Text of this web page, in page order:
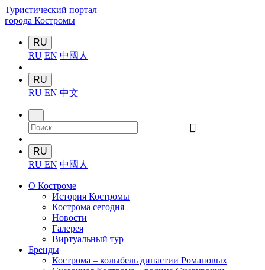
Туристический портал
города Костромы
RU
RU EN 中國人
RU
RU EN 中文
󰍉
RU
RU EN 中國人
О Костроме
История Костромы
Кострома сегодня
Новости
Галерея
Виртуальный тур
Бренды
Кострома – колыбель династии Романовых